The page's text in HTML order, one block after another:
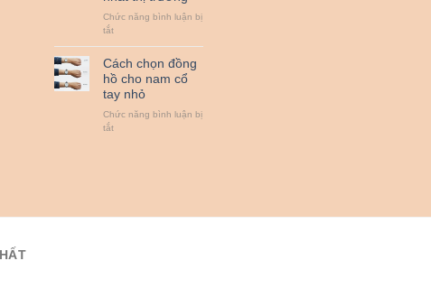
mềm
mại,
thanh
lịch
Chức năng bình luận bị
tắtở
mẫu
đồng
hồ
theo
bán
Cách chọn đồng
hồ cho nam cổ
tay nhỏ
Chức năng bình luận bị
tắtở